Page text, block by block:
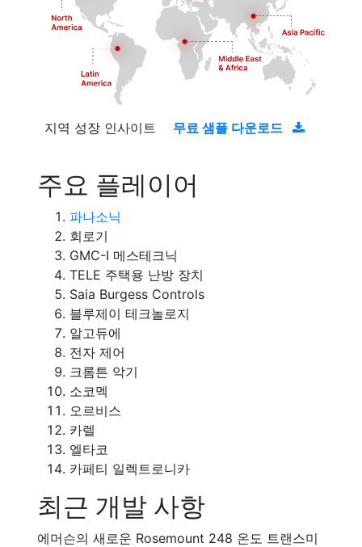
지역 성장 인사이트 무료 샘플 다운로드
주요 플레이어
파나소닉
회로기
GMC-I 메스테크닉
TELE 주택용 난방 장치
Saia Burgess Controls
블루제이 테크놀로지
알고듀에
전자 제어
크롬튼 악기
소코멕
오르비스
카렐
엘타코
카페티 일렉트로니카
최근 개발 사항
에머슨의 새로운 Rosemount 248 온도 트랜스미